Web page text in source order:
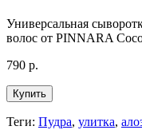
Универсальная
волос от PINNARA
790 р.
Купить
Теги: Пудра, улитка,